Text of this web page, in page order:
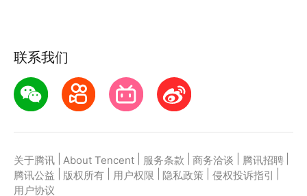
联系我们
关于腾讯 About Tencent 服务条款 商务洽谈 腾讯招聘
腾讯公益
版权所有 用户权限 隐私政策 侵权投诉指引
用户协议